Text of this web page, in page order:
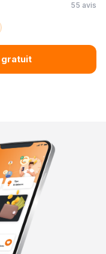
55 avis
gratuit